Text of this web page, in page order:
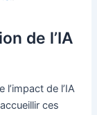
de l’IA
de l’IA
ces